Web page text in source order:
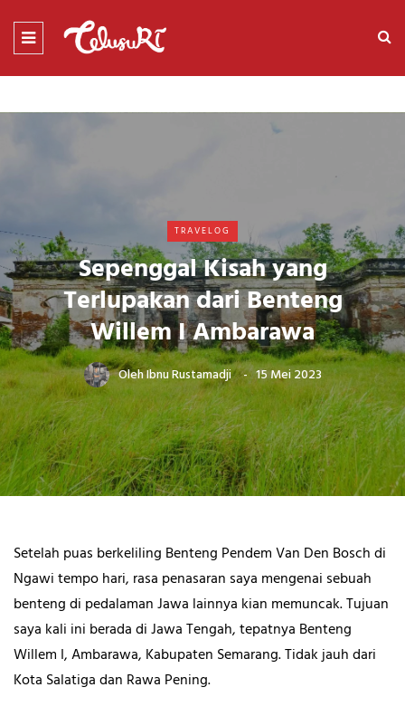
TRAVELOG
Sepenggal Kisah yang
Terlupakan dari Benteng
Willem I Ambarawa
OlehIbnu Rustamadji 15 Mei 2023
Setelah puas berkeliling Benteng Pendem Van Den Bosch di
Ngawi tempo hari, rasa penasaran saya mengenai sebuah
benteng di pedalaman Jawa lainnya kian memuncak. Tujuan
saya kali ini berada di Jawa Tengah, tepatnya Benteng
Willem I, Ambarawa, Kabupaten Semarang. Tidak jauh dari
Kota Salatiga dan Rawa Pening.